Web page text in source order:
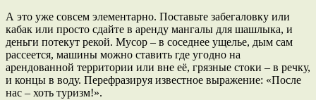
А это уже совсем элементарно. Поставьте забегаловку или
кабак или просто сдайте в аренду мангалы для шашлыка, и
деньги потекут рекой. Мусор – в соседнее ущелье, дым сам
рассеется, машины можно ставить где угодно на
арендованной территории или вне её, грязные стоки – в речку,
и концы в воду. Перефразируя известное выражение: «После
нас – хоть туризм!».